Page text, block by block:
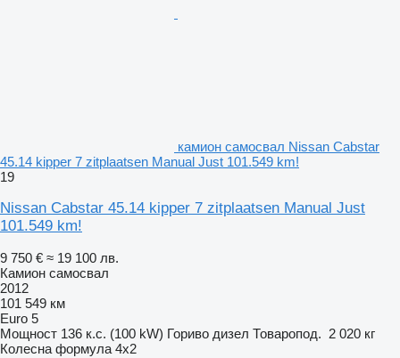
камион самосвал Nissan Cabstar
45.14 kipper 7 zitplaatsen Manual Just 101.549 km!
19
Nissan Cabstar 45.14 kipper 7 zitplaatsen Manual Just
101.549 km!
9 750 € ≈ 19 100 лв.
Камион самосвал
2012
101 549 км
Euro 5
Мощност 136 к.с. (100 kW) Гориво дизел Товаропод. 2 020 кг
Колесна формула 4x2